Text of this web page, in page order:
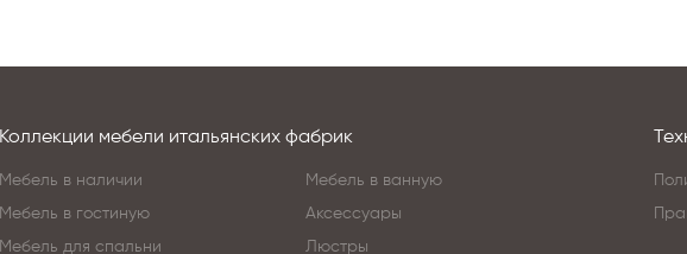
Коллекции мебели итальянских фабрик
Мебель в наличии
Мебель в гостиную
Мебель для спальни
Мебель в ванную
Аксессуары
Люстры